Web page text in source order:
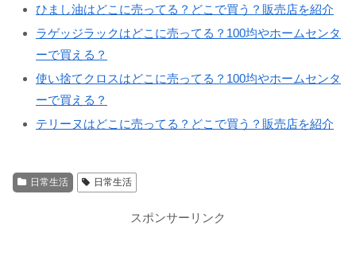
ひまし油はどこに売ってる？どこで買う？販売店を紹介
ラゲッジラックはどこに売ってる？100均やホームセンタ
ーで買える？
使い捨てクロスはどこに売ってる？100均やホームセンタ
ーで買える？
テリーヌはどこに売ってる？どこで買う？販売店を紹介
日常生活 日常生活
スポンサーリンク